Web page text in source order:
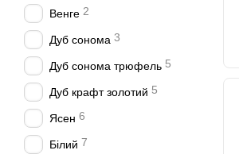
Венге 2
Дуб сонома 3
Дуб сонома трюфель 5
Дуб крафт золотий 5
Ясен 6
Білий 7